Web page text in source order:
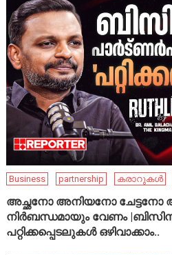
Business partnership കരാറുകൾ
അച്ഛനോ അനിയനോ ചേട്ടനോ
നിർബന്ധമായും വേണം
പറ്റിക്കപ്പെടലുകൾ ഒഴിവാക്കാം..